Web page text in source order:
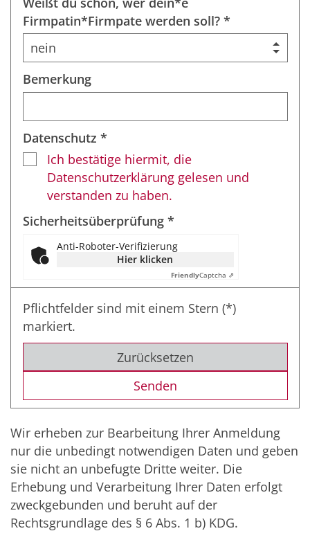
Firmpatin*Firmpate werden soll? *
Bemerkung
Datenschutz *
Ich bestätige hiermit, die
Datenschutzerklärung gelesen und
verstanden zu haben.
Sicherheitsüberprüfung *
Anti-Roboter-Verifizierung
Hier klicken
FriendlyCaptcha ⇗
Pflichtfelder sind mit einem Stern (*)
markiert.
Zurücksetzen
Wir erheben zur Bearbeitung Ihrer Anmeldung
nur die unbedingt notwendigen Daten und geben
sie nicht an unbefugte Dritte weiter. Die
Erhebung und Verarbeitung Ihrer Daten erfolgt
zweckgebunden und beruht auf der
Rechtsgrundlage des § 6 Abs. 1 b) KDG.